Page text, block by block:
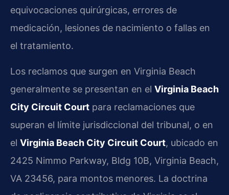
equivocaciones quirúrgicas, errores de
medicación, lesiones de nacimiento o fallas en
el tratamiento.
Los reclamos que surgen en Virginia Beach
generalmente se presentan en el Virginia Beach
City Circuit Court para reclamaciones que
superan el límite jurisdiccional del tribunal, o en
el Virginia Beach City Circuit Court, ubicado en
2425 Nimmo Parkway, Bldg 10B, Virginia Beach,
VA 23456, para montos menores. La doctrina